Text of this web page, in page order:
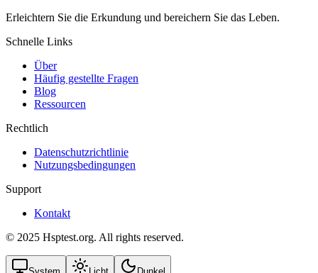
Erleichtern Sie die Erkundung und bereichern Sie das Leben.
Schnelle Links
Über
Häufig gestellte Fragen
Blog
Ressourcen
Rechtlich
Datenschutzrichtlinie
Nutzungsbedingungen
Support
Kontakt
© 2025 Hsptest.org. All rights reserved.